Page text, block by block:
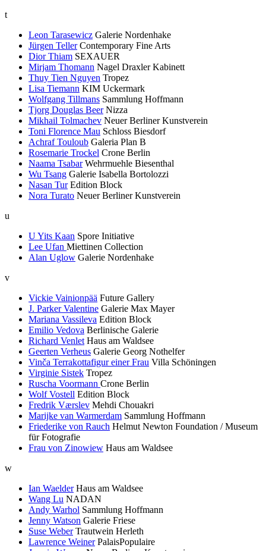
t
Leon Tarasewicz Galerie Nordenhake
Jürgen Teller Contemporary Fine Arts
Dior Thiam SEXAUER
Mirjam Thomann Nagel Draxler Kabinett
Thuy Tien Nguyen Tropez
Lisa Tiemann KIM Uckermark
Wolfgang Tillmans Sammlung Hoffmann
Tjorg Douglas Beer Nizza
Mikhail Tolmachev Neuer Berliner Kunstverein
Toni Florence Mau Schloss Biesdorf
Achraf Touloub Galeria Plan B
Rosemarie Trockel Crone Berlin
Naama Tsabar Wehrmuehle Biesenthal
Wu Tsang Galerie Isabella Bortolozzi
Nasan Tur Edition Block
Nora Turato Neuer Berliner Kunstverein
u
U Yits Kaan Spore Initiative
Lee Ufan Miettinen Collection
Alan Uglow Galerie Nordenhake
v
Vickie Vainionpää Future Gallery
J. Parker Valentine Galerie Max Mayer
Mariana Vassileva Edition Block
Emilio Vedova Berlinische Galerie
Richard Venlet Haus am Waldsee
Geerten Verheus Galerie Georg Nothelfer
Vinča Terrakottafigur einer Frau Villa Schöningen
Virginie Sistek Tropez
Ruscha Voormann Crone Berlin
Wolf Vostell Edition Block
Fredrik Værslev Mehdi Chouakri
Marijke van Warmerdam Sammlung Hoffmann
Friederike von Rauch Helmut Newton Foundation / Museum
für Fotografie
Frau von Zinowiew Haus am Waldsee
w
Ian Waelder Haus am Waldsee
Wang Lu NADAN
Andy Warhol Sammlung Hoffmann
Jenny Watson Galerie Friese
Suse Weber Trautwein Herleth
Lawrence Weiner PalaisPopulaire